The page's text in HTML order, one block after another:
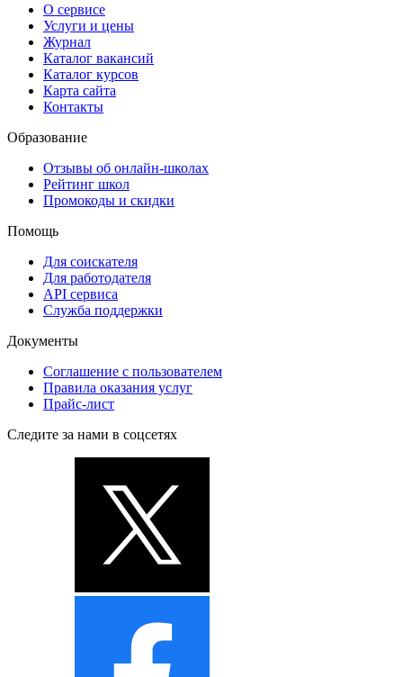
О сервисе
Услуги и цены
Журнал
Каталог вакансий
Каталог курсов
Карта сайта
Контакты
Образование
Отзывы об онлайн-школах
Рейтинг школ
Промокоды и скидки
Помощь
Для соискателя
Для работодателя
API сервиса
Служба поддержки
Документы
Соглашение с пользователем
Правила оказания услуг
Прайс-лист
Следите за нами в соцсетях